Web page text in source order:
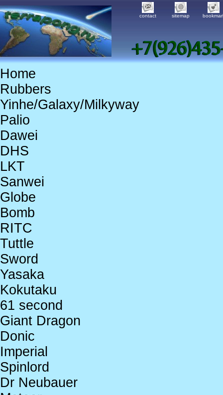
contact sitemap
Home
Rubbers
Yinhe/Galaxy/Milkyway
Palio
Dawei
DHS
LKT
Sanwei
Globe
Bomb
RITC
Tuttle
Sword
Yasaka
Kokutaku
61 second
Giant Dragon
Donic
Imperial
Spinlord
Dr Neubauer